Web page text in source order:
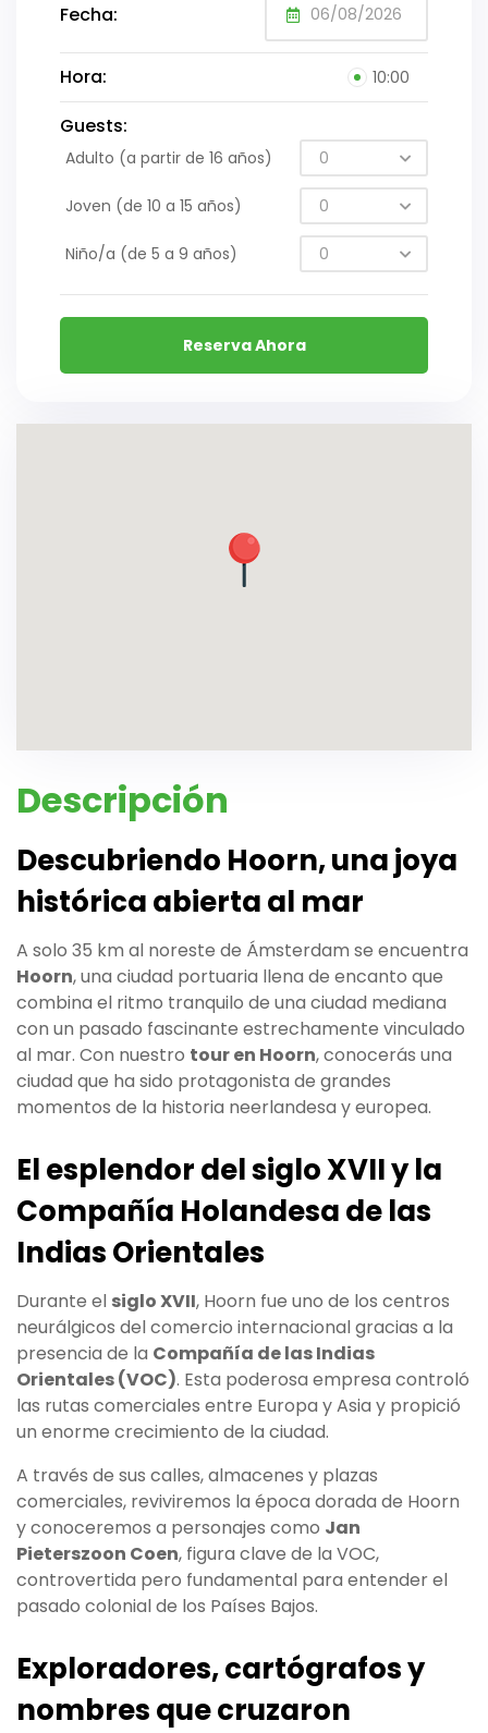
Descripción
Descubriendo Hoorn, una joya
histórica abierta al mar
A solo 35 km al noreste de Ámsterdam se encuentra
Hoorn, una ciudad portuaria llena de encanto que
combina el ritmo tranquilo de una ciudad mediana
con un pasado fascinante estrechamente vinculado
al mar. Con nuestro tour en Hoorn, conocerás una
ciudad que ha sido protagonista de grandes
momentos de la historia neerlandesa y europea.
El esplendor del siglo XVII y la
Compañía Holandesa de las
Indias Orientales
Durante el siglo XVII, Hoorn fue uno de los centros
neurálgicos del comercio internacional gracias a la
presencia de la Compañía de las Indias
Orientales (VOC). Esta poderosa empresa controló
las rutas comerciales entre Europa y Asia y propició
un enorme crecimiento de la ciudad.
A través de sus calles, almacenes y plazas
comerciales, reviviremos la época dorada de Hoorn
y conoceremos a personajes como Jan
Pieterszoon Coen, figura clave de la VOC,
controvertida pero fundamental para entender el
pasado colonial de los Países Bajos.
Exploradores, cartógrafos y
nombres que cruzaron
Fecha:
Hora: 10:00
Guests:
Adulto (a partir de 16 años)
Joven (de 10 a 15 años)
Niño/a (de 5 a 9 años)
Reserva Ahora